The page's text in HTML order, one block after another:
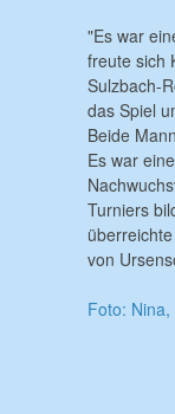
"Es war
freute sich
Sulzbach-
das Spiel
Beide
Es war
Turniers
von
Foto: